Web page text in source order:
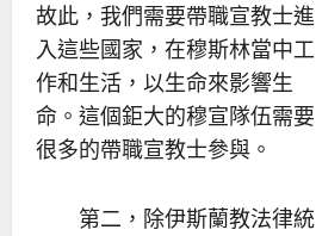
故此，我們需要帶職宣教士進
入這些國家，在穆斯林當中工
作和生活，以生命來影響生
命。這個鉅大的穆宣隊伍需要
很多的帶職宣教士參與。
第二，除伊斯蘭教法律統